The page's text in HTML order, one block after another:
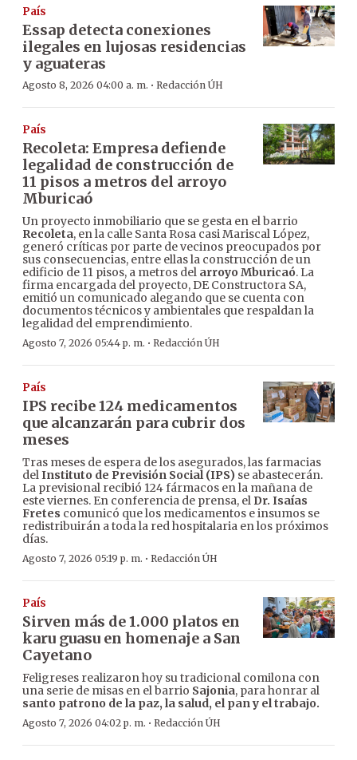
País
Essap detecta conexiones
ilegales en lujosas residencias
y aguateras
Agosto 8, 2026 04:00 a. m. · Redacción ÚH
País
Recoleta: Empresa defiende
legalidad de construcción de
11 pisos a metros del arroyo
Mburicaó
Un proyecto inmobiliario que se gesta en el barrio
Recoleta, en la calle Santa Rosa casi Mariscal López,
generó críticas por parte de vecinos preocupados por
sus consecuencias, entre ellas la construcción de un
edificio de 11 pisos, a metros del arroyo Mburicaó. La
firma encargada del proyecto, DE Constructora SA,
emitió un comunicado alegando que se cuenta con
documentos técnicos y ambientales que respaldan la
legalidad del emprendimiento.
Agosto 7, 2026 05:44 p. m. · Redacción ÚH
País
IPS recibe 124 medicamentos
que alcanzarán para cubrir dos
meses
Tras meses de espera de los asegurados, las farmacias
delInstituto de Previsión Social (IPS) se abastecerán.
La previsional recibió 124 fármacos en la mañana de
este viernes. En conferencia de prensa, el Dr. Isaías
Fretes comunicó que los medicamentos e insumos se
redistribuirán a toda la red hospitalaria en los próximos
días.
Agosto 7, 2026 05:19 p. m. · Redacción ÚH
País
Sirven más de 1.000 platos en
karu guasu en homenaje a San
Cayetano
Feligreses realizaron hoy su tradicional comilona con
una serie de misas en el barrio Sajonia, para honrar al
santo patrono de la paz, la salud, el pan y el trabajo.
Agosto 7, 2026 04:02 p. m. · Redacción ÚH